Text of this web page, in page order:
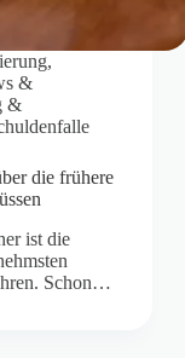
,
&
&
die frühere
ist die
Schon…